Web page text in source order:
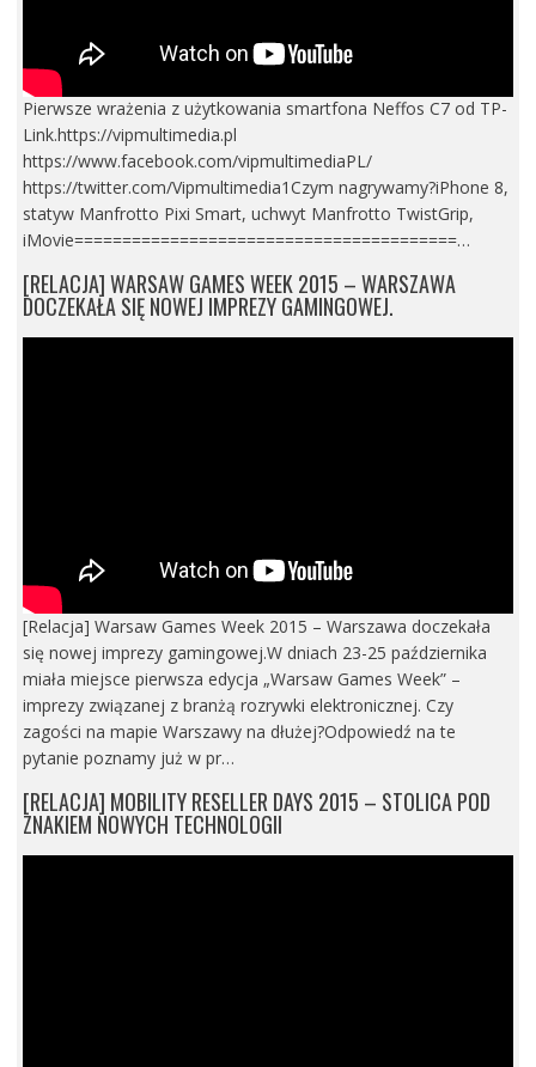
Pierwsze wrażenia z użytkowania smartfona Neffos C7 od TP-
Link.https://vipmultimedia.pl
https://www.facebook.com/vipmultimediaPL/
https://twitter.com/Vipmultimedia1Czym nagrywamy?iPhone 8,
statyw Manfrotto Pixi Smart, uchwyt Manfrotto TwistGrip,
iMovie========================================…
[RELACJA] WARSAW GAMES WEEK 2015 – WARSZAWA
DOCZEKAŁA SIĘ NOWEJ IMPREZY GAMINGOWEJ.
[Relacja] Warsaw Games Week 2015 – Warszawa doczekała
się nowej imprezy gamingowej.W dniach 23-25 października
miała miejsce pierwsza edycja „Warsaw Games Week” –
imprezy związanej z branżą rozrywki elektronicznej. Czy
zagości na mapie Warszawy na dłużej?Odpowiedź na te
pytanie poznamy już w pr…
[RELACJA] MOBILITY RESELLER DAYS 2015 – STOLICA POD
ZNAKIEM NOWYCH TECHNOLOGII